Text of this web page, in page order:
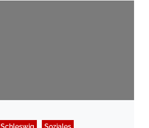
Schleswig Soziales